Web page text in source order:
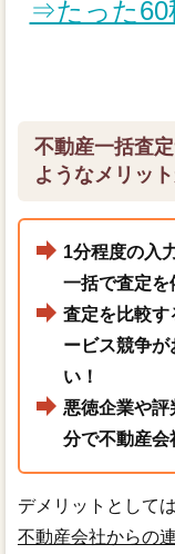
⇒たった60
不動産一括査
ようなメリッ
1分程度の入
一括で査定を
査定を比較す
ービス競争
い！
悪徳企業や評
分で不動産会
デメリットとして
不動産会社からの